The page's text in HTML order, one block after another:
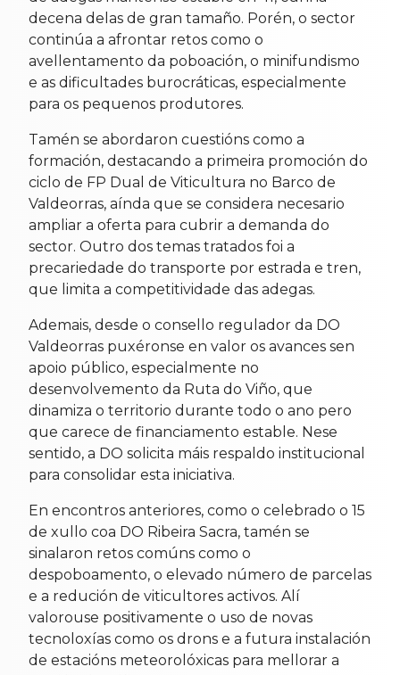
decena delas de gran tamaño. Porén, o sector
continúa a afrontar retos como o
avellentamento da poboación, o minifundismo
e as dificultades burocráticas, especialmente
para os pequenos produtores.
Tamén se abordaron cuestións como a
formación, destacando a primeira promoción do
ciclo de FP Dual de Viticultura no Barco de
Valdeorras, aínda que se considera necesario
ampliar a oferta para cubrir a demanda do
sector. Outro dos temas tratados foi a
precariedade do transporte por estrada e tren,
que limita a competitividade das adegas.
Ademais, desde o consello regulador da DO
Valdeorras puxéronse en valor os avances sen
apoio público, especialmente no
desenvolvemento da Ruta do Viño, que
dinamiza o territorio durante todo o ano pero
que carece de financiamento estable. Nese
sentido, a DO solicita máis respaldo institucional
para consolidar esta iniciativa.
En encontros anteriores, como o celebrado o 15
de xullo coa DO Ribeira Sacra, tamén se
sinalaron retos comúns como o
despoboamento, o elevado número de parcelas
e a redución de viticultores activos. Alí
valorouse positivamente o uso de novas
tecnoloxías como os drons e a futura instalación
de estacións meteorolóxicas para mellorar a